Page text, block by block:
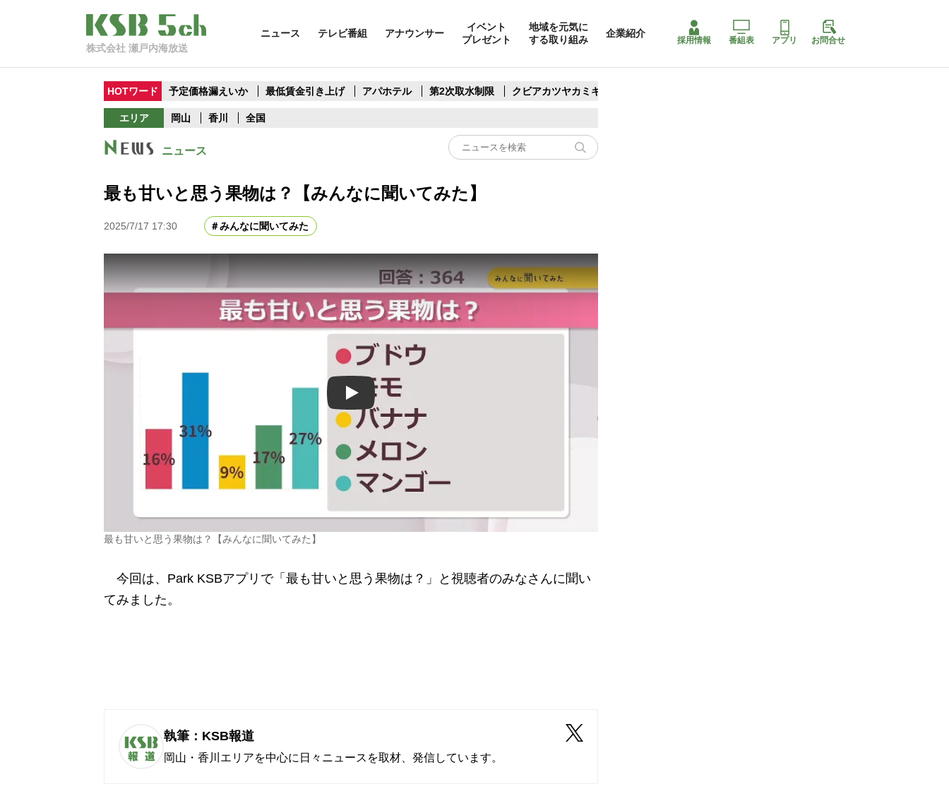
株式会社 瀬戸内海放送
ニュース テレビ番組 アナウンサー
イベント
プレゼント
地域を元気に
する取り組み
企業紹介
採用情報 番組表 アプリ お問合せ
HOTワード 予定価格漏えいか 最低賃金引き上げ アパホテル 第2次取水制限 クビアカツヤカミキリ
エリア 岡山 香川 全国
ニュース
最も甘いと思う果物は？【みんなに聞いてみた】
2025/7/17 17:30 みんなに聞いてみた
Play
最も甘いと思う果物は？【みんなに聞いてみた】
今回は、Park KSBアプリで「最も甘いと思う果物は？」と視聴者のみなさんに聞い
てみました。
執筆：KSB報道
岡山・香川エリアを中心に日々ニュースを取材、発信しています。